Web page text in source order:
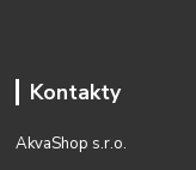
Kontakty
AkvaShop s.r.o.